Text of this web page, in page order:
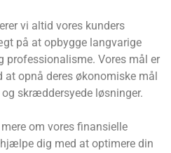
vi altid vores kunders
på at opbygge langvarige
professionalisme. Vores mål er
opnå deres økonomiske mål
skræddersyede løsninger.
om vores finansielle
dig med at optimere din